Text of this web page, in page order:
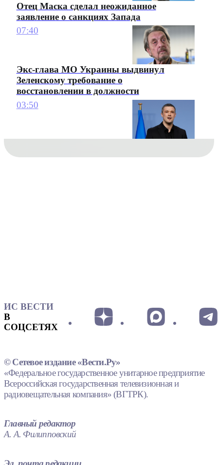
Отец Маска сделал неожиданное
заявление о санкциях Запада
07:40
Экс-глава МО Украины выдвинул
Зеленскому требование о
восстановлении в должности
03:50
ИС ВЕСТИ
В
СОЦСЕТЯХ
© Сетевое издание «Вести.Ру»
«Федеральное государственное унитарное предприятие
Всероссийская государственная телевизионная и
радиовещательная компания» (ВГТРК).
Главный редактор
А. А. Филипповский